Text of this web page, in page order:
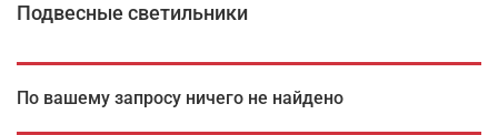
Подвесные светильники
По вашему запросу ничего не найдено